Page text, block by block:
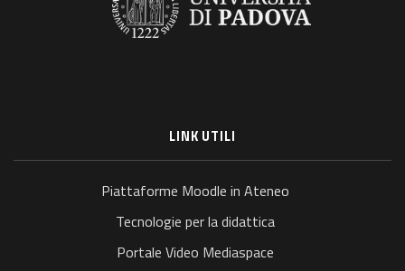
LINK UTILI
Piattaforme Moodle in Ateneo
Tecnologie per la didattica
Portale Video Mediaspace